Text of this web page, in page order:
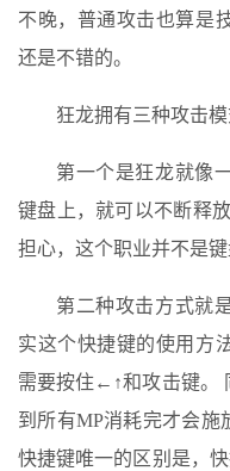
不晚，普通攻击也算是
还是不错的。
狂龙拥有三种攻击
第一个是狂龙就像
键盘上，就可以不断释
担心，这个职业并不是键
第二种攻击方式就
实这个快捷键的使用方
需要按住←↑和攻击键。
到所有MP消耗完才会施
快捷键唯一的区别是，